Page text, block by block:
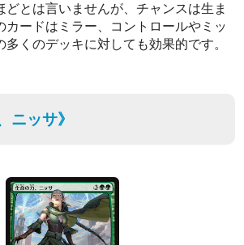
どとは言いませんが、チャンスは生ま
カードはミラー、コントロールやミッ
多くのデッキに対しても効果的です。
ニッサ》